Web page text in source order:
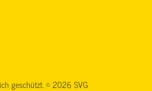
geschützt. © 2026 SVG